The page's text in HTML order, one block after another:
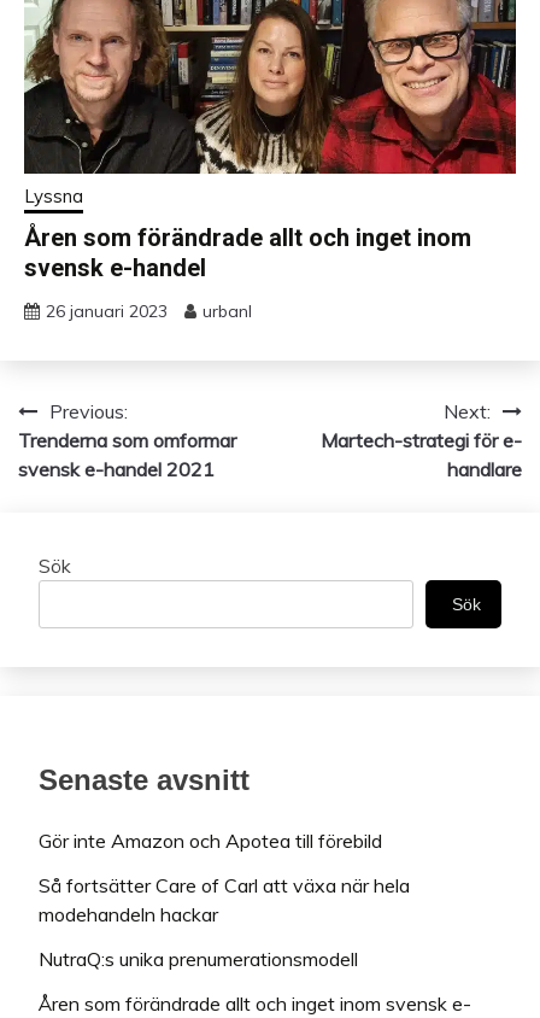
Lyssna
Åren som förändrade allt och inget inom
svensk e-handel
26 januari 2023 urbanl
Inläggsnavigering
Previous:
Trenderna som omformar
svensk e-handel 2021
Next:
Martech-strategi för e-
handlare
Sök
Sök
Senaste avsnitt
Gör inte Amazon och Apotea till förebild
Så fortsätter Care of Carl att växa när hela
modehandeln hackar
NutraQ:s unika prenumerationsmodell
Åren som förändrade allt och inget inom svensk e-